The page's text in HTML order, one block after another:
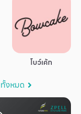
โบว์เค้ก
งหมด